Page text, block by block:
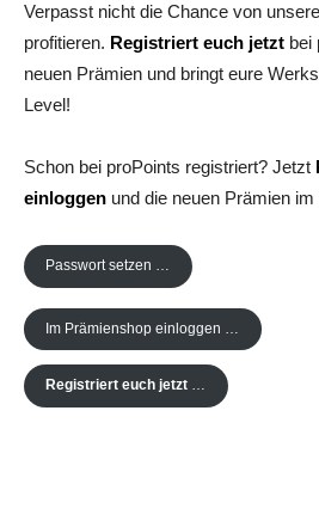
Verpasst nicht die Chance von
profitieren. Registriert euch jetzt bei
neuen Prämien und bringt eure
Level!
Schon bei proPoints registriert? Jetzt
einloggen und die neuen Prämien
Passwort setzen …
Im Prämienshop einloggen …
Registriert euch jetzt …